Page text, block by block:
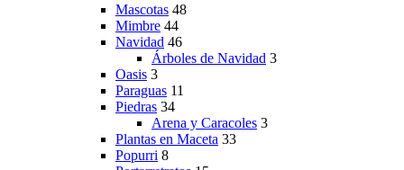
Mascotas 48
Mimbre 44
Navidad 46
Árboles de Navidad 3
Oasis 3
Paraguas 11
Piedras 34
Arena y Caracoles 3
Plantas en Maceta 33
Popurri 8